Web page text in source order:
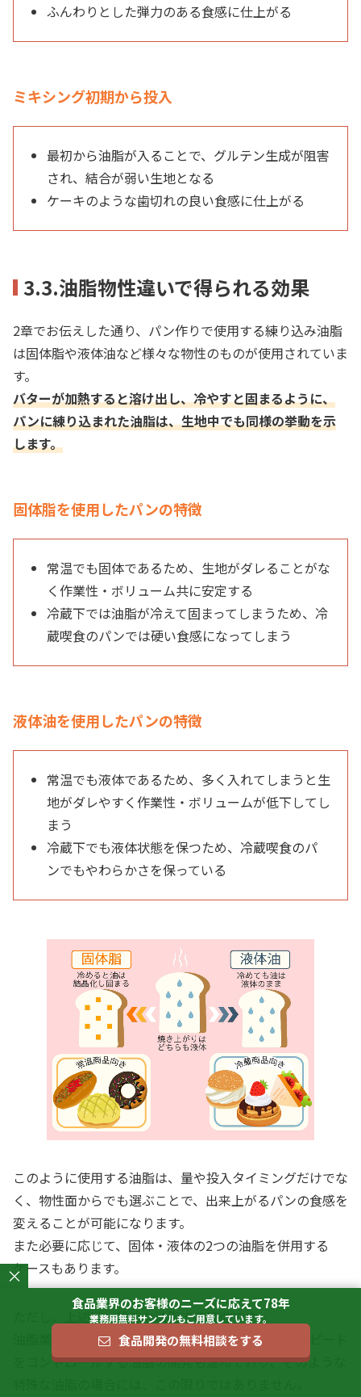
ふんわりとした弾力のある食感に仕上がる
ミキシング初期から投入
最初から油脂が入ることで、グルテン生成が阻害
され、結合が弱い生地となる
ケーキのような歯切れの良い食感に仕上がる
3.3.油脂物性違いで得られる効果
2章でお伝えした通り、パン作りで使用する練り込み油脂
は固体脂や液体油など様々な物性のものが使用されていま
す。
バターが加熱すると溶け出し、冷やすと固まるように、
パンに練り込まれた油脂は、生地中でも同様の挙動を示
します。
固体脂を使用したパンの特徴
常温でも固体であるため、生地がダレることがな
く作業性・ボリューム共に安定する
冷蔵下では油脂が冷えて固まってしまうため、冷
蔵喫食のパンでは硬い食感になってしまう
液体油を使用したパンの特徴
常温でも液体であるため、多く入れてしまうと生
地がダレやすく作業性・ボリュームが低下してし
まう
冷蔵下でも液体状態を保つため、 冷蔵喫食のパ
ンでもやわらかさを保っている
このように使用する油脂は、量や投入タイミングだけでな
く、物性面からでも選ぶことで、出来上がるパンの食感を
変えることが可能になります。
また必要に応じて、固体・液体の2つの油脂を併用する
ケースもあります。
ただし、上述は一般的な油脂での特徴です。
油脂業界では、固体脂の溶けた後に再結晶化するスピード
をコントロールする油脂の開発も進んでおり、そのような
×
食品業界のお客様のニーズに応えて78年
業務用無料サンプルもご用意しています。
食品開発の無料相談をする